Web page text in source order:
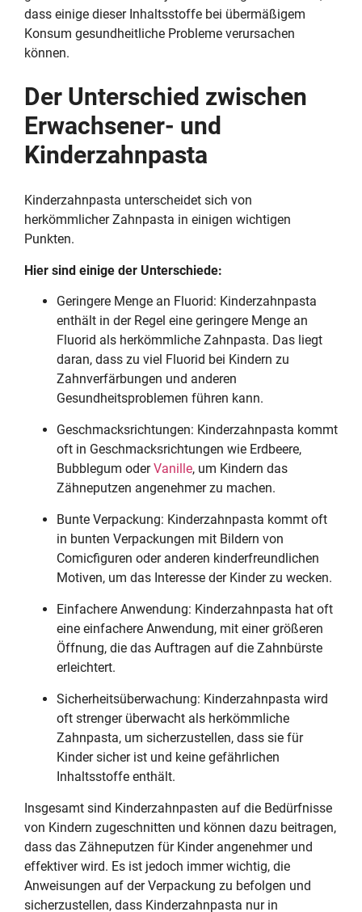
dass einige dieser Inhaltsstoffe bei übermäßigem
Konsum gesundheitliche Probleme verursachen
können.
Der Unterschied zwischen
Erwachsener- und
Kinderzahnpasta
Kinderzahnpasta unterscheidet sich von
herkömmlicher Zahnpasta in einigen wichtigen
Punkten.
Hier sind einige der Unterschiede:
Geringere Menge an Fluorid: Kinderzahnpasta
enthält in der Regel eine geringere Menge an
Fluorid als herkömmliche Zahnpasta. Das liegt
daran, dass zu viel Fluorid bei Kindern zu
Zahnverfärbungen und anderen
Gesundheitsproblemen führen kann.
Geschmacksrichtungen: Kinderzahnpasta kommt
oft in Geschmacksrichtungen wie Erdbeere,
Bubblegum oderVanille, um Kindern das
Zähneputzen angenehmer zu machen.
Bunte Verpackung: Kinderzahnpasta kommt oft
in bunten Verpackungen mit Bildern von
Comicfiguren oder anderen kinderfreundlichen
Motiven, um das Interesse der Kinder zu wecken.
Einfachere Anwendung: Kinderzahnpasta hat oft
eine einfachere Anwendung, mit einer größeren
Öffnung, die das Auftragen auf die Zahnbürste
erleichtert.
Sicherheitsüberwachung: Kinderzahnpasta wird
oft strenger überwacht als herkömmliche
Zahnpasta, um sicherzustellen, dass sie für
Kinder sicher ist und keine gefährlichen
Inhaltsstoffe enthält.
Insgesamt sind Kinderzahnpasten auf die Bedürfnisse
von Kindern zugeschnitten und können dazu beitragen,
dass das Zähneputzen für Kinder angenehmer und
effektiver wird. Es ist jedoch immer wichtig, die
Anweisungen auf der Verpackung zu befolgen und
sicherzustellen, dass Kinderzahnpasta nur in